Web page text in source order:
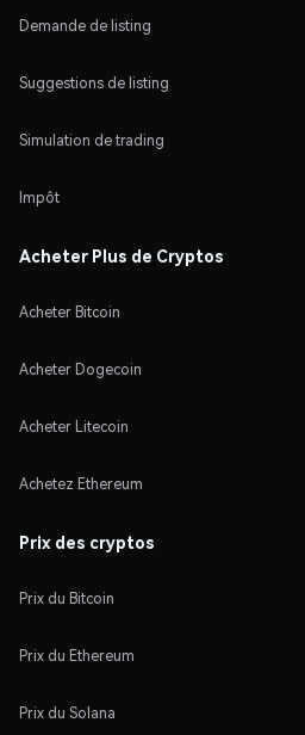
Demande de listing
Suggestions de listing
Simulation de trading
Impôt
Acheter Plus de Cryptos
Acheter Bitcoin
Acheter Dogecoin
Acheter Litecoin
Achetez Ethereum
Prix des cryptos
Prix du Bitcoin
Prix du Ethereum
Prix du Solana